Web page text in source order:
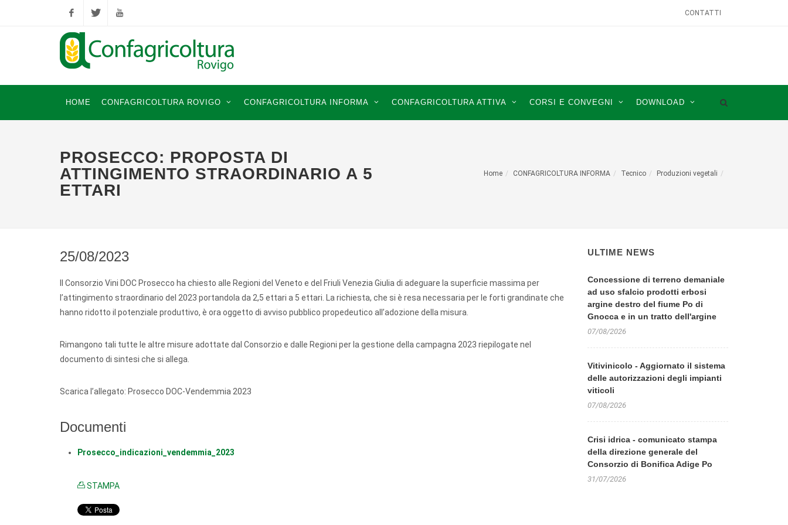
FacebookTwitter YouTube
CONTATTI
HOME CONFAGRICOLTURA ROVIGO CONFAGRICOLTURA INFORMA CONFAGRICOLTURA ATTIVA CORSI E CONVEGNI DOWNLOAD
PROSECCO: PROPOSTA DI
ATTINGIMENTO STRAORDINARIO A 5
ETTARI
Home CONFAGRICOLTURA INFORMA Tecnico Produzioni vegetali
25/08/2023
Il Consorzio Vini DOC Prosecco ha chiesto alle Regioni del Veneto e del Friuli Venezia Giulia di adeguare la superficie massima per
l’attingimento straordinario del 2023 portandola da 2,5 ettari a 5 ettari. La richiesta, che si è resa necessaria per le forti grandinate che
hanno ridotto il potenziale produttivo, è ora oggetto di avviso pubblico propedeutico all’adozione della misura.
Rimangono tali tutte le altre misure adottate dal Consorzio e dalle Regioni per la gestione della campagna 2023 riepilogate nel
documento di sintesi che si allega.
Scarica l’allegato: Prosecco DOC-Vendemmia 2023
Documenti
Prosecco_indicazioni_vendemmia_2023
STAMPA
ULTIME NEWS
Concessione di terreno demaniale
ad uso sfalcio prodotti erbosi
argine destro del fiume Po di
Gnocca e in un tratto dell'argine
07/08/2026
Vitivinicolo - Aggiornato il sistema
delle autorizzazioni degli impianti
viticoli
07/08/2026
Crisi idrica - comunicato stampa
della direzione generale del
Consorzio di Bonifica Adige Po
31/07/2026